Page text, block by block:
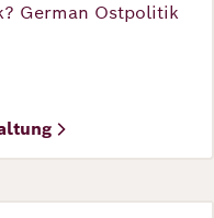
German Ostpolitik